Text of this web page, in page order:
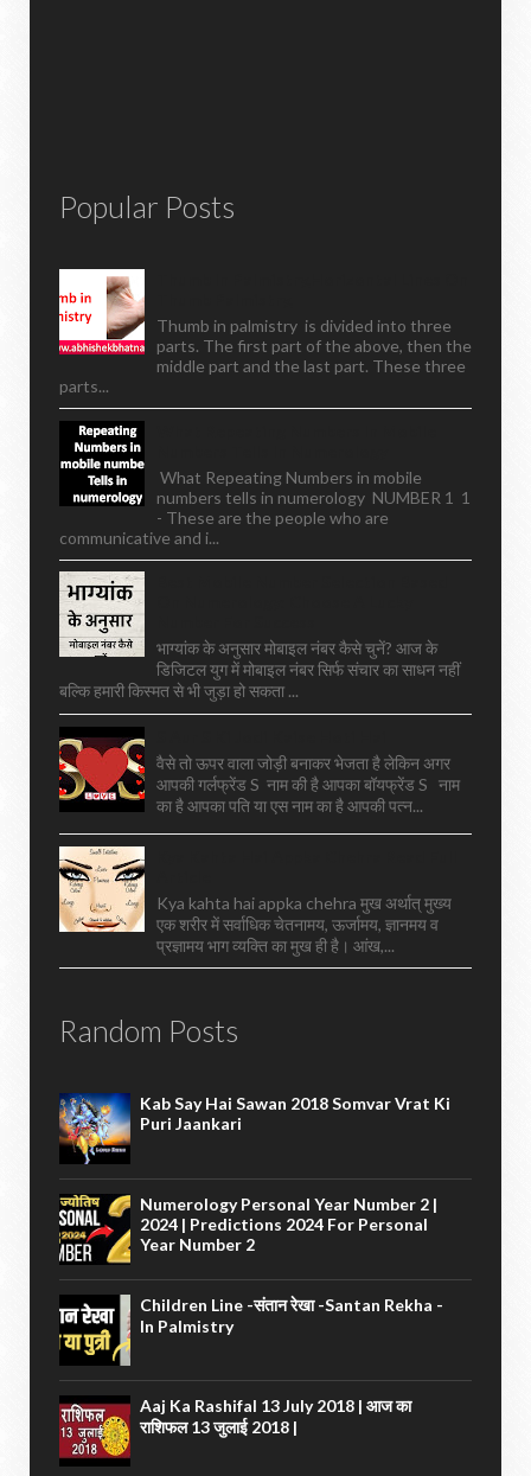
Popular Posts
Thumb in palmistry is divided into three
parts. The first part of the above, then the
middle part and the last part. These three
parts...
What Repeating Numbers in mobile
numbers tells in numerology NUMBER 1 1
- These are the people who are
communicative and i...
भाग्यांक के अनुसार मोबाइल नंबर कैसे चुनें? आज के
डिजिटल युग में मोबाइल नंबर सिर्फ संचार का साधन नहीं
बल्कि हमारी किस्मत से भी जुड़ा हो सकता ...
वैसे तो ऊपर वाला जोड़ी बनाकर भेजता है लेकिन अगर
आपकी गर्लफ्रेंड S नाम की है आपका बॉयफ्रेंड S नाम
का है आपका पति या एस नाम का है आपकी पत्न...
Kya kahta hai appka chehra मुख अर्थात् मुख्य
एक शरीर में सर्वाधिक चेतनामय, ऊर्जामय, ज्ञानमय व
प्रज्ञामय भाग व्यक्ति का मुख ही है। आंख,...
Random Posts
Kab Say Hai Sawan 2018 Somvar Vrat Ki
Puri Jaankari
Numerology Personal Year Number 2 |
2024 | Predictions 2024 For Personal
Year Number 2
Children Line -संतान रेखा -santan Rekha -
In Palmistry
Aaj Ka Rashifal 13 July 2018 | आज का
राशिफल 13 जुलाई 2018 |